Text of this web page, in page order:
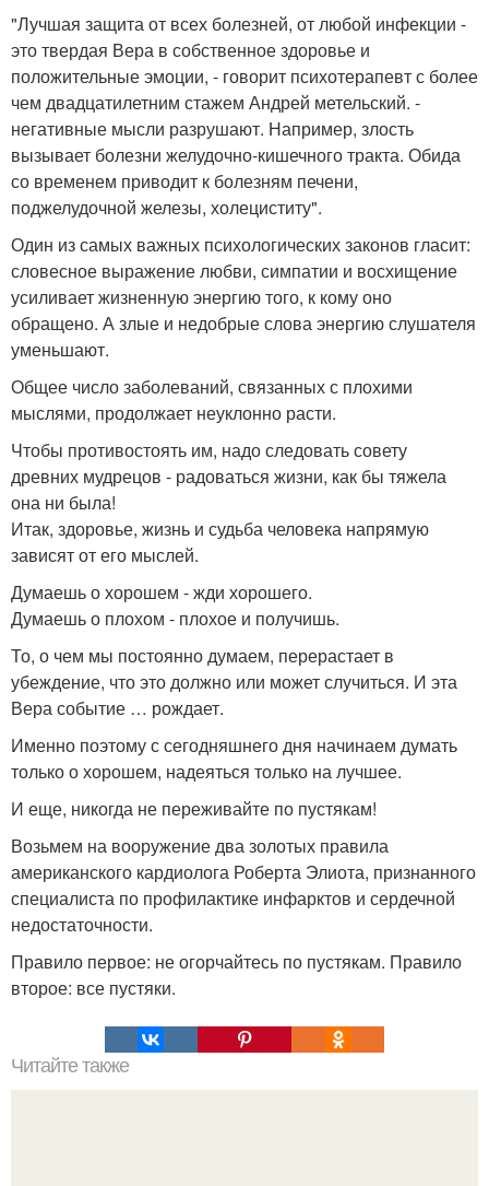
"Лучшая защита от всех болезней, от любой инфекции -
это твердая Вера в собственное здоровье и
положительные эмоции, - говорит психотерапевт с более
чем двадцатилетним стажем Андрей метельский. -
негативные мысли разрушают. Например, злость
вызывает болезни желудочно-кишечного тракта. Обида
со временем приводит к болезням печени,
поджелудочной железы, холециститу".
Один из самых важных психологических законов гласит:
словесное выражение любви, симпатии и восхищение
усиливает жизненную энергию того, к кому оно
обращено. А злые и недобрые слова энергию слушателя
уменьшают.
Общее число заболеваний, связанных с плохими
мыслями, продолжает неуклонно расти.
Чтобы противостоять им, надо следовать совету
древних мудрецов - радоваться жизни, как бы тяжела
она ни была!
Итак, здоровье, жизнь и судьба человека напрямую
зависят от его мыслей.
Думаешь о хорошем - жди хорошего.
Думаешь о плохом - плохое и получишь.
То, о чем мы постоянно думаем, перерастает в
убеждение, что это должно или может случиться. И эта
Вера событие … рождает.
Именно поэтому с сегодняшнего дня начинаем думать
только о хорошем, надеяться только на лучшее.
И еще, никогда не переживайте по пустякам!
Возьмем на вооружение два золотых правила
американского кардиолога Роберта Элиота, признанного
специалиста по профилактике инфарктов и сердечной
недостаточности.
Правило первое: не огорчайтесь по пустякам. Правило
второе: все пустяки.
Читайте также